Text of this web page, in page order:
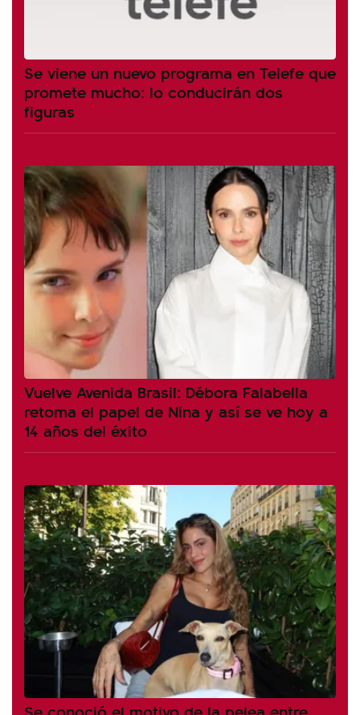
Se viene un nuevo programa en Telefe que
promete mucho: lo conducirán dos
figuras
Vuelve Avenida Brasil: Débora Falabella
retoma el papel de Nina y así se ve hoy a
14 años del éxito